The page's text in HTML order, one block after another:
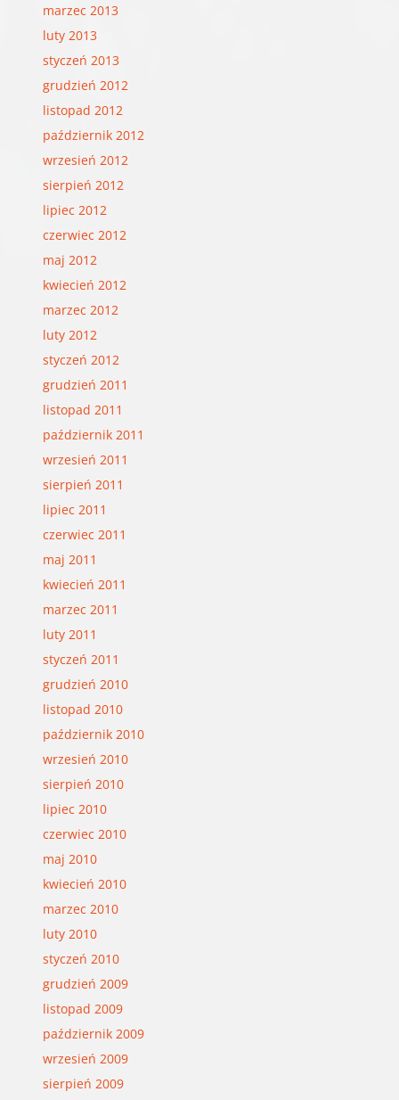
marzec 2013
luty 2013
styczeń 2013
grudzień 2012
listopad 2012
październik 2012
wrzesień 2012
sierpień 2012
lipiec 2012
czerwiec 2012
maj 2012
kwiecień 2012
marzec 2012
luty 2012
styczeń 2012
grudzień 2011
listopad 2011
październik 2011
wrzesień 2011
sierpień 2011
lipiec 2011
czerwiec 2011
maj 2011
kwiecień 2011
marzec 2011
luty 2011
styczeń 2011
grudzień 2010
listopad 2010
październik 2010
wrzesień 2010
sierpień 2010
lipiec 2010
czerwiec 2010
maj 2010
kwiecień 2010
marzec 2010
luty 2010
styczeń 2010
grudzień 2009
listopad 2009
październik 2009
wrzesień 2009
sierpień 2009